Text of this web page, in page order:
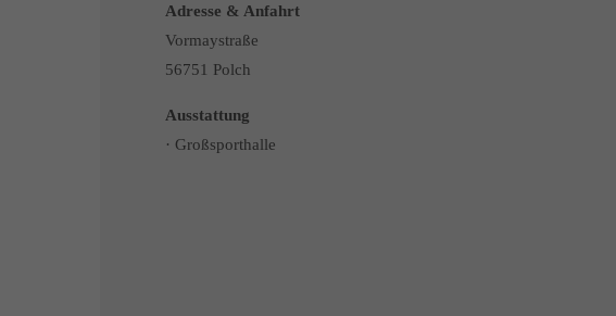
Adresse & Anfahrt
Vormaystraße
56751 Polch
Ausstattung
· Großsporthalle